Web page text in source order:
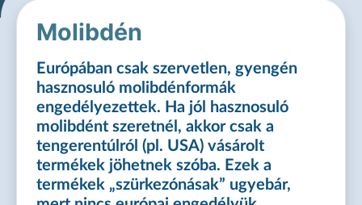
Molibdén
Európában csak szervetlen, gyengén
hasznosuló molibdénformák
engedélyezettek. Ha jól hasznosuló
molibdént szeretnél, akkor csak a
tengerentúlról (pl. USA) vásárolt
termékek jöhetnek szóba. Ezek a
termékek „szürkezónásak” ugyebár,